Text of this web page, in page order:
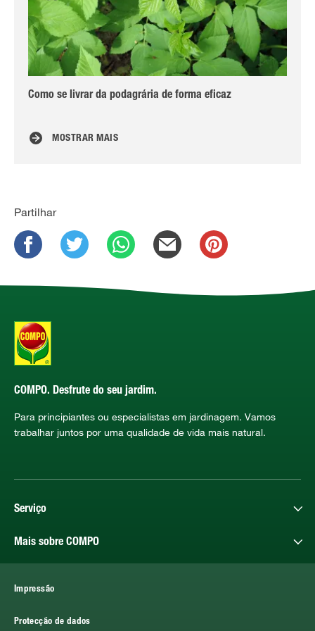
Como se livrar da podagrária de forma eficaz
MOSTRAR MAIS
Partilhar
COMPO. Desfrute do seu jardim.
Para principiantes ou especialistas em jardinagem. Vamos
trabalhar juntos por uma qualidade de vida mais natural.
Serviço
Mais sobre COMPO
Impressão
Protecção de dados